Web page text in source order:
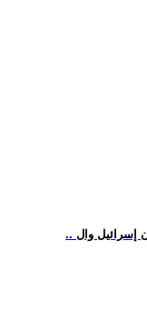
إسرائيل وال